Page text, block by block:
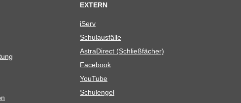
EXTERN
iServ
Schul­aus­fälle
Astra­Di­rect (Schließ­fä­cher)
Face­book
You­Tube
Schul­en­gel